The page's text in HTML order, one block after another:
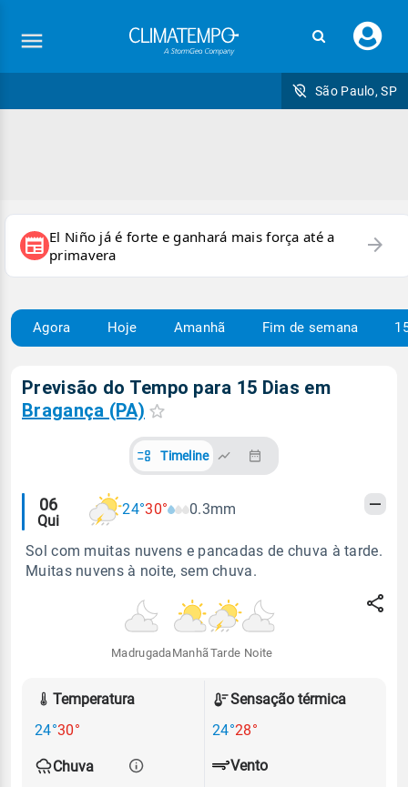
seu
São Paulo, SP
newspaper El Niño já é forte e ganhará mais força até a
primavera
arrow_forward
Agora Hoje Amanhã Fim de semana
Previsão do Tempo para 15 Dias em
Bragança (PA)
Timeline
Alertas
meteorológicos
06
Qui
24°30° 0.3mm
Sol com muitas nuvens e pancadas de chuva à tarde.
Muitas nuvens à noite, sem chuva.
Madrugada Manhã Tarde Noite
Temperatura
24°30°
Sensação térmica
24°28°
Chuva
Vento